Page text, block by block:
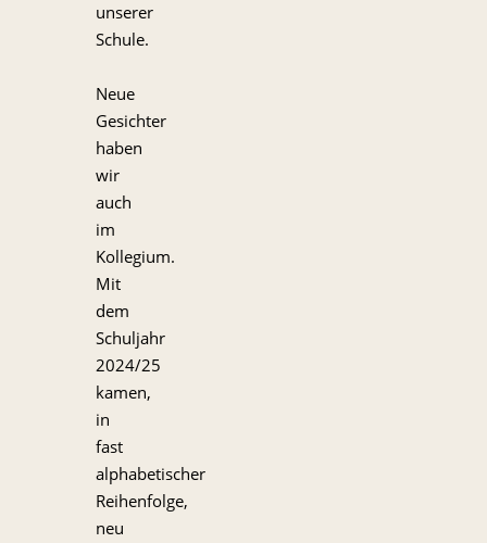
unserer
Schule.
Neue
Gesichter
haben
wir
auch
im
Kollegium.
Mit
dem
Schuljahr
2024/25
kamen,
in
fast
alphabetischer
Reihenfolge,
neu